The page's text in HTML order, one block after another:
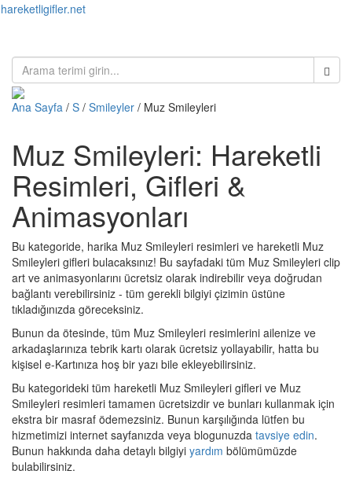
hareketligifler.net
Ana Sayfa / S / Smileyler / Muz Smileyleri
Muz Smileyleri: Hareketli
Resimleri, Gifleri &
Animasyonları
Bu kategoride, harika Muz Smileyleri resimleri ve hareketli Muz
Smileyleri gifleri bulacaksınız! Bu sayfadaki tüm Muz Smileyleri clip
art ve animasyonlarını ücretsiz olarak indirebilir veya doğrudan
bağlantı verebilirsiniz - tüm gerekli bilgiyi çizimin üstüne
tıkladığınızda göreceksiniz.
Bunun da ötesinde, tüm Muz Smileyleri resimlerini ailenize ve
arkadaşlarınıza tebrik kartı olarak ücretsiz yollayabilir, hatta bu
kişisel e-Kartınıza hoş bir yazı bile ekleyebilirsiniz.
Bu kategorideki tüm hareketli Muz Smileyleri gifleri ve Muz
Smileyleri resimleri tamamen ücretsizdir ve bunları kullanmak için
ekstra bir masraf ödemezsiniz. Bunun karşılığında lütfen bu
hizmetimizi internet sayfanızda veya blogunuzda tavsiye edin.
Bunun hakkında daha detaylı bilgiyi yardım bölümümüzde
bulabilirsiniz.